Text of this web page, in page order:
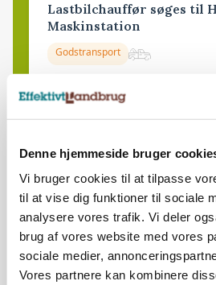
Denne hjemmeside bruger
Vi bruger cookies til at tilpasse
til at vise dig funktioner til sociale
analysere vores trafik. Vi deler
brug af vores website med vores
sociale medier,
Vores partnere kan kombinere
Lastbilchauffør søges til
Maskinstation
Godstransport
4700, Næstved
Medarbejdere til
Grise
9681, Ranum